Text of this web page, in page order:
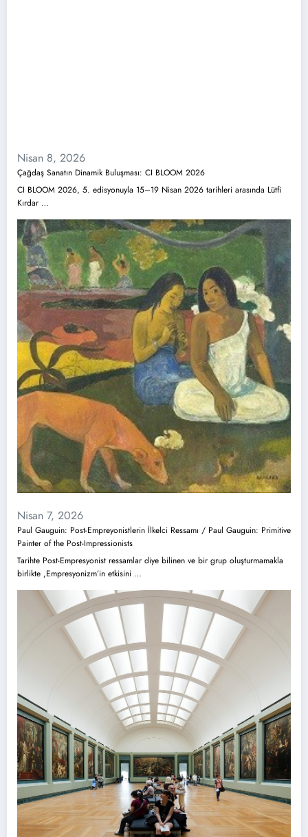
Nisan 8, 2026
Çağdaş Sanatın Dinamik Buluşması: CI BLOOM 2026
CI BLOOM 2026, 5. edisyonuyla 15–19 Nisan 2026 tarihleri arasında Lütfi
Kırdar …
Nisan 7, 2026
Paul Gauguin: Post-Empreyonistlerin İlkelci Ressamı / Paul Gauguin: Primitive
Painter of the Post-Impressionists
Tarihte Post-Empresyonist ressamlar diye bilinen ve bir grup oluşturmamakla
birlikte ,Empresyonizm’in etkisini …